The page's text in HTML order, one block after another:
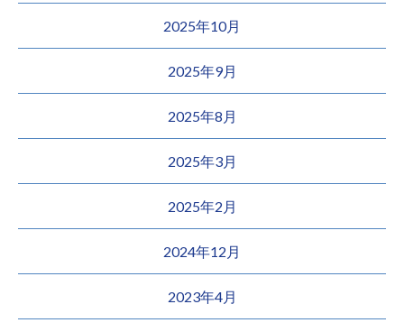
2025年10月
2025年9月
2025年8月
2025年3月
2025年2月
2024年12月
2023年4月